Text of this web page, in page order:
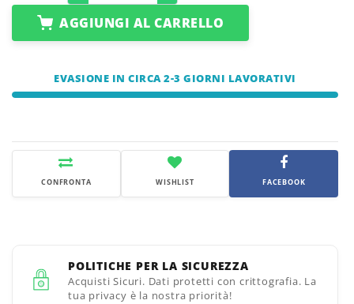
AGGIUNGI AL CARRELLO
EVASIONE IN CIRCA 2-3 GIORNI LAVORATIVI
CONFRONTA WISHLIST FACEBOOK
POLITICHE PER LA SICUREZZA
Acquisti Sicuri. Dati protetti con crittografia. La
tua privacy è la nostra priorità!